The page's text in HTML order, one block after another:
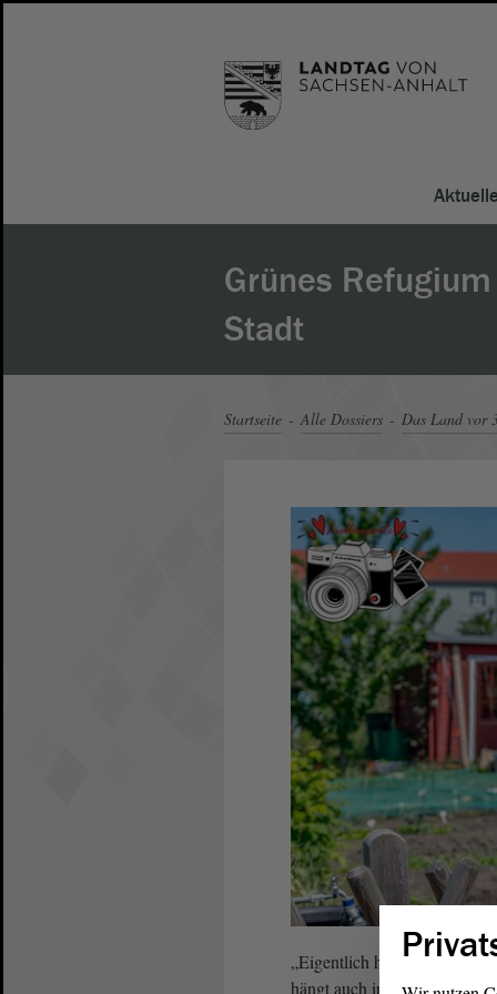
Grünes
Stadt
Startseite Alle Dossiers Das Land vor
„Eigentlich habe ich zwei
hängt auch irgendwie